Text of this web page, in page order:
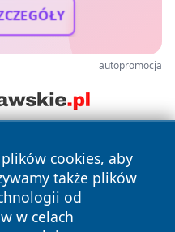
autopromocja
cookies, aby
także plików
od
w celach